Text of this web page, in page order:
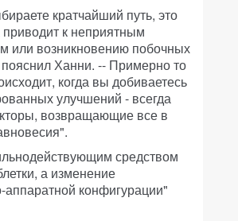
кратчайший путь, это
приводит к неприятным
или возникновению побочных
Ханни. -- Примерно то
когда вы добиваетесь
улучшений - всегда
возвращающие все в
средством
а изменение
конфигурации"